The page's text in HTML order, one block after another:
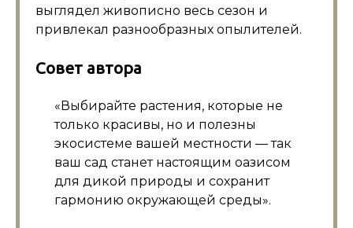
выглядел живописно весь сезон и
привлекал разнообразных опылителей.
Совет автора
«Выбирайте растения, которые не
только красивы, но и полезны
экосистеме вашей местности — так
ваш сад станет настоящим оазисом
для дикой природы и сохранит
гармонию окружающей среды».